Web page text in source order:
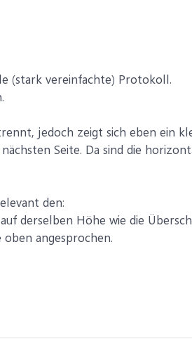
(stark vereinfachte) Protokoll.
jedoch zeigt sich eben ein
Seite. Da sind die
den:
derselben Höhe wie die
angesprochen.